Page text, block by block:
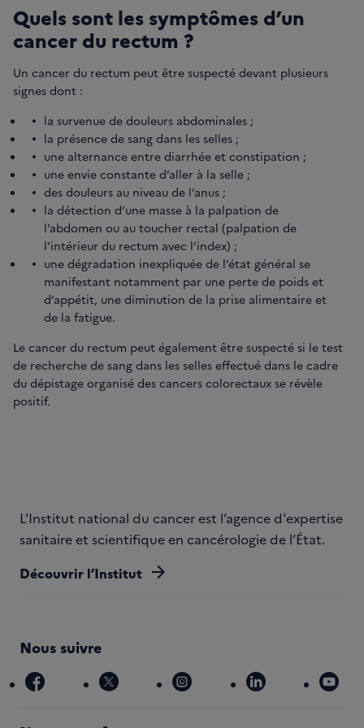
Quels sont les symptômes d’un
cancer du rectum ?
Un cancer du rectum peut être suspecté devant plusieurs
signes dont :
la survenue de douleurs abdominales ;
la présence de sang dans les selles ;
une alternance entre diarrhée et constipation ;
une envie constante d’aller à la selle ;
des douleurs au niveau de l’anus ;
la détection d’une masse à la palpation de
l’abdomen ou au toucher rectal (palpation de
l’intérieur du rectum avec l’index) ;
une dégradation inexpliquée de l’état général se
manifestant notamment par une perte de poids et
d’appétit, une diminution de la prise alimentaire et
de la fatigue.
Le cancer du rectum peut également être suspecté si le test
de recherche de sang dans les selles effectué dans le cadre
du dépistage organisé des cancers colorectaux se révèle
positif.
L'Institut national du cancer est l’agence d'expertise
sanitaire et scientifique en cancérologie de l’État.
Découvrir l’Institut arrow_forward
Nous suivre
facebook x instagram linkedin